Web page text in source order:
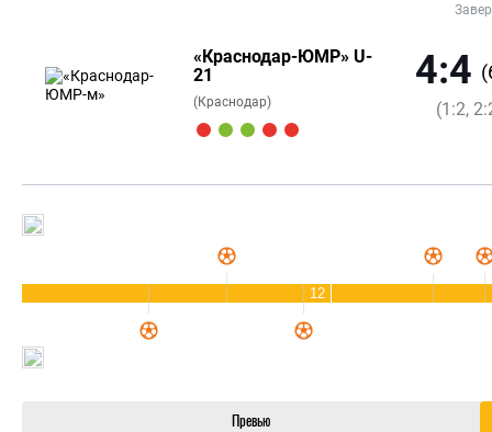
«Краснодар-ЮМР» U-
21
(Краснодар)
4:4
(1:2,
12
Превью